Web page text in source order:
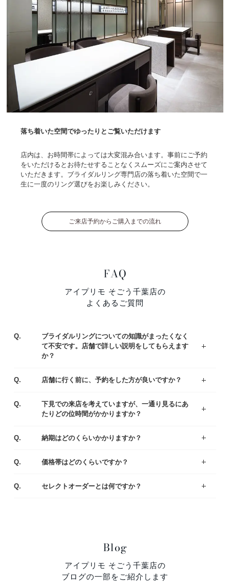
落ち着いた空間でゆったりとご覧いただけます
店内は、お時間帯によっては大変混み合います。事前にご予約
をいただけるとお待たせすることなくスムーズにご案内させて
いただきます。ブライダルリング専門店の落ち着いた空間で一
生に一度のリング選びをお楽しみください。
ご来店予約からご購入までの流れ
FAQ
アイプリモ そごう千葉店の
よくあるご質問
Q.
ブライダルリングについての知識がまったくなく
て不安です。店舗で詳しい説明をしてもらえます
か？
Q.
店舗に行く前に、予約をした方が良いですか？
Q.
下見での来店を考えていますが、一通り見るにあ
たりどの位時間がかかりますか？
Q.
納期はどのくらいかかりますか？
Q.
価格帯はどのくらいですか？
Q.
セレクトオーダーとは何ですか？
Blog
アイプリモ そごう千葉店の
ブログの一部をご紹介します